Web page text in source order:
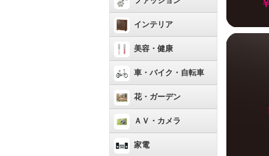
インテリア
美容・健康
車・バイク・自転車
花・ガーデン
ＡＶ・カメラ
家電